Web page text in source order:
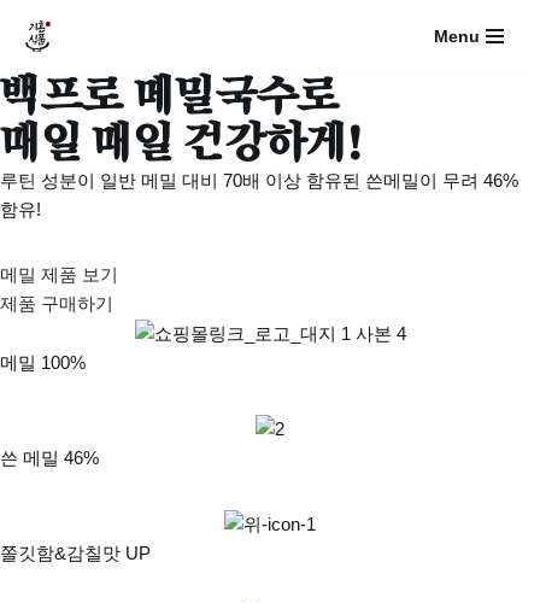
텐
츠
로
건
너
기
Menu
백프로 메밀국수로
매일 매일 건강하게!
루틴 성분이 일반 메밀 대비 70배 이상 함유된 쓴메밀이 무려 46%
함유!
메밀 제품 보기
제품 구매하기
메밀 100%
쓴 메밀 46%
쫄깃함&감칠맛 UP